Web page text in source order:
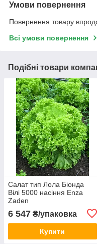
Умови повернення
Повернення товару
Всі умови повернення
Подібні товари
Салат тип Лола Біонда
Вілі 5000 насіння Enza
Zaden
6 547 ₴/упаковка
Купити